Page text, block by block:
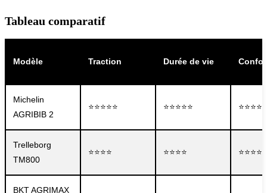
Tableau comparatif
Modèle Traction Durée de vie
Michelin
AGRIBIB 2
⭐⭐⭐⭐⭐ ⭐⭐⭐⭐⭐ ⭐⭐⭐⭐
Trelleborg
TM800
⭐⭐⭐⭐ ⭐⭐⭐⭐
BKT AGRIMAX